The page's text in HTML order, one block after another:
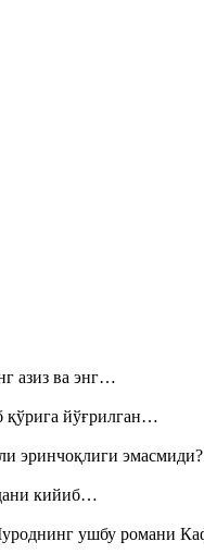
азиз ва энг…
қўрига йўғрилган…
эринчоқлиги
кийиб…
ушбу романи